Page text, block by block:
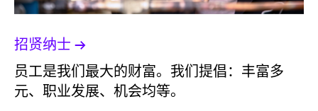
招贤纳士
员工是我们最大的财富。我们提倡：丰富多
元、职业发展、机会均等。